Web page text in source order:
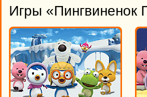
Игры «Пингвиненок